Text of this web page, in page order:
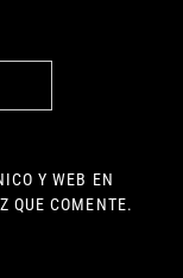
Y WEB EN
QUE COMENTE.